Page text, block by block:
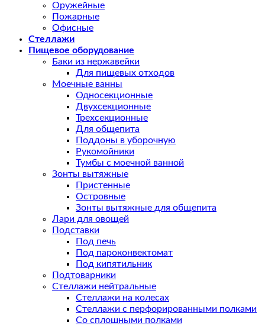
Оружейные
Пожарные
Офисные
Стеллажи
Пищевое оборудование
Баки из нержавейки
Для пищевых отходов
Моечные ванны
Односекционные
Двухсекционные
Трехсекционные
Для общепита
Поддоны в уборочную
Рукомойники
Тумбы с моечной ванной
Зонты вытяжные
Пристенные
Островные
Зонты вытяжные для общепита
Лари для овощей
Подставки
Под печь
Под пароконвектомат
Под кипятильник
Подтоварники
Стеллажи нейтральные
Стеллажи на колесах
Стеллажи с перфорированными полками
Со сплошными полками